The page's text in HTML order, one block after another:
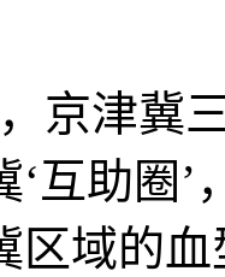
津冀三
‘互助圈
区域的